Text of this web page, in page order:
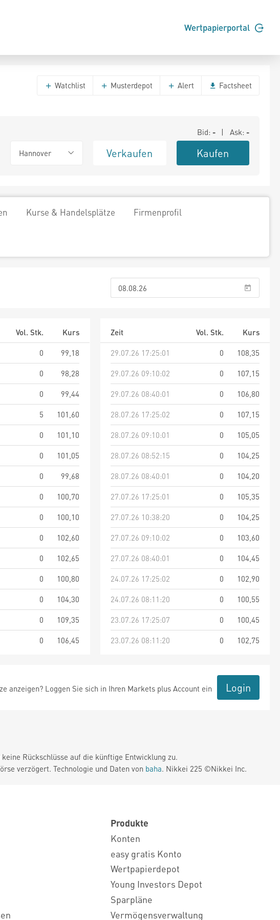
Wertpapierportal
Watchlist Musterdepot Alert Factsheet
Bid: - | Ask: -
Hannover Verkaufen Kaufen
Kurse & Handelsplätze Firmenprofil
Vol. Stk.
Kurs
0
99,18
0
98,28
0
99,44
5
101,60
0
101,10
0
101,05
0
99,68
0
100,70
0
100,10
0
102,60
0
102,65
0
100,80
0
104,30
0
109,35
0 106,45
Zeit Vol. Stk.
Kurs
29.07.26 17:25:01
0
108,35
29.07.26 09:10:02
0
107,15
29.07.26 08:40:01
0
106,80
28.07.26 17:25:02
0
107,15
28.07.26 09:10:01
0
105,05
28.07.26 08:52:15
0
104,25
28.07.26 08:40:01
0
104,20
27.07.26 17:25:01
0
105,35
27.07.26 10:38:20
0
104,25
27.07.26 09:10:02
0
103,60
27.07.26 08:40:01
0
104,45
24.07.26 17:25:02
0
102,90
24.07.26 08:11:20
0
100,55
23.07.26 17:25:07
0
100,45
23.07.26 08:11:20
0 102,75
anzeigen? Loggen Sie sich in Ihren Markets plus Account ein Login
Rückschlüsse auf die künftige Entwicklung zu.
verzögert. Technologie und Daten von baha. Nikkei 225 ©Nikkei Inc.
Produkte
Konten
easy gratis Konto
Wertpapierdepot
Young Investors Depot
Sparpläne
Vermögensverwaltung